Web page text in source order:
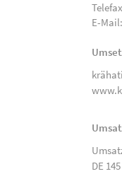
E-Mail:
DE